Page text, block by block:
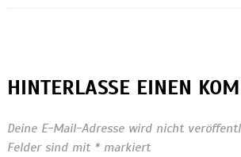
HINTERLASSE EINEN
Deine E-Mail-Adresse wird nicht
Felder sind mit *markiert